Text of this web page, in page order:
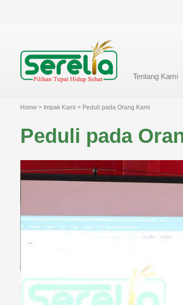
Tentang Kami
Home > Impak Kami > Peduli pada Orang Kami
Peduli pada